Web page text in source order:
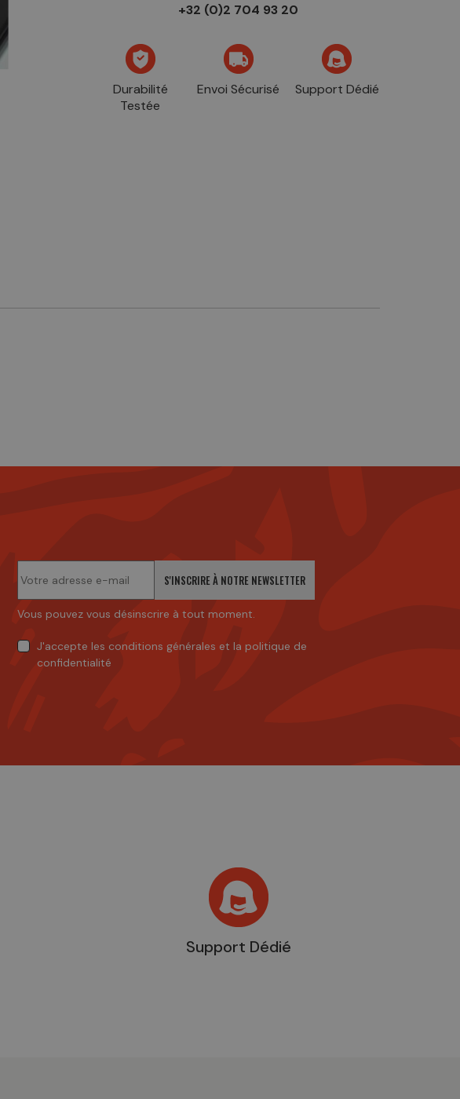
+32 (0)2 704 93 20
Durabilité
Testée
Envoi Sécurisé Support Dédié
S'INSCRIRE À NOTRE NEWSLETTER
Vous pouvez vous désinscrire à tout moment.
J'accepte les conditions générales et la politique de
confidentialité
Support Dédié